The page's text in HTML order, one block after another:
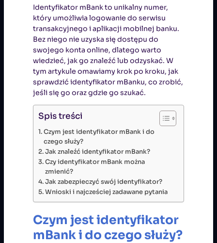
Identyfikator mBank to unikalny numer,
który umożliwia logowanie do serwisu
transakcyjnego i aplikacji mobilnej banku.
Bez niego nie uzyska się dostępu do
swojego konta online, dlatego warto
wiedzieć, jak go znaleźć lub odzyskać. W
tym artykule omawiamy krok po kroku, jak
sprawdzić identyfikator mBanku, co zrobić,
jeśli się go oraz gdzie go szukać.
Spis treści
Czym jest identyfikator mBank i do
czego służy?
Jak znaleźć identyfikator mBank?
Czy identyfikator mBank można
zmienić?
Jak zabezpieczyć swój identyfikator?
Wnioski i najcześciej zadawane pytania
Czym jest identyfikator
mBank i do czego służy?